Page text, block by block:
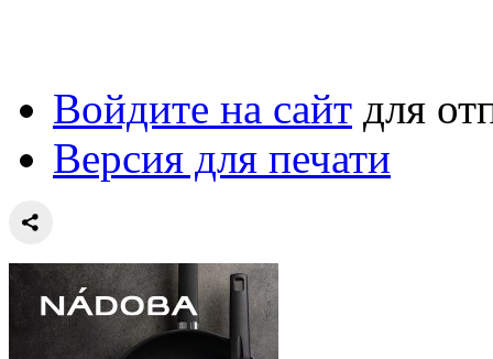
Войдите на сайт для
Версия для печати